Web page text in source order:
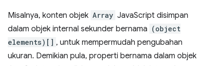
Misalnya, konten objek Array JavaScript disimpan
dalam objek internal sekunder bernama (object
elements)[] , untuk mempermudah pengubahan
ukuran. Demikian pula, properti bernama dalam objek